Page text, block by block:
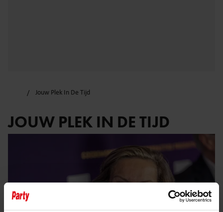
Jouw Plek In De Tijd
JOUW PLEK IN DE TIJD